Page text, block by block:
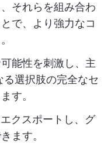
それらを組み合わ
で、より強力なコ
能性を刺激し、主
選択肢の完全なセ
す。
クスポートし、グ
ます。